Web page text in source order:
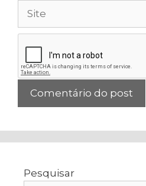
Pesquisar